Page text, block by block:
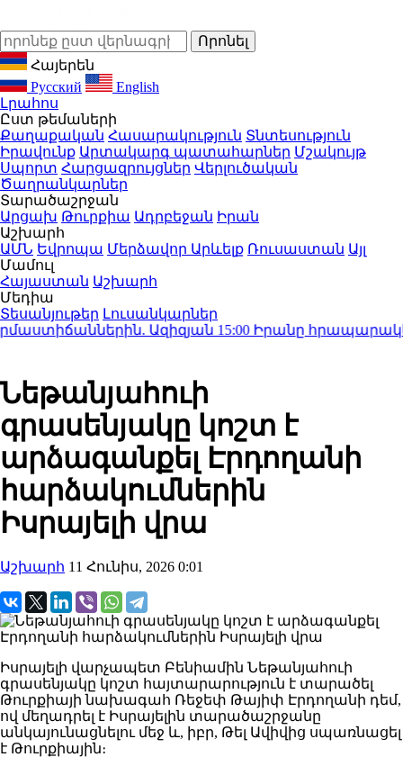
Հայերեն
Русский
English
Լրահոս
Ըստ թեմաների
Քաղաքական Հասարակություն Տնտեսություն
Իրավունք Արտակարգ պատահարներ Մշակույթ
Սպորտ Հարցազրույցներ Վերլուծական
Ծաղրանկարներ
Տարածաշրջան
Արցախ Թուրքիա Ադրբեջան Իրան
Աշխարհ
ԱՄՆ Եվրոպա Մերձավոր Արևելք Ռուսաստան Այլ
Մամուլ
Հայաստան Աշխարհ
Մեդիա
Տեսանյութեր Լուսանկարներ
Ազիզյան15:00Իրանը հրապարակել
Նեթանյահուի
գրասենյակը կոշտ է
արձագանքել Էրդողանի
հարձակումներին
Իսրայելի վրա
Աշխարհ 11 Հունիս, 2026 0:01
Իսրայելի վարչապետ Բենիամին Նեթանյահուի
գրասենյակը կոշտ հայտարարություն է տարածել
Թուրքիայի նախագահ Ռեջեփ Թայիփ Էրդողանի դեմ,
ով մեղադրել է Իսրայելին տարածաշրջանը
անկայունացնելու մեջ և, իբր, Թել Ավիվից սպառնացել
է Թուրքիային։